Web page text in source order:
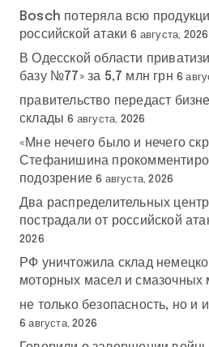
Bosch потеряла всю
российской атаки 6 августа, 2026
В Одесской области
базу №77» за 5,7 млн грн 6
правительство передаст
склады 6 августа, 2026
«Мне нечего было и нечего
Стефанишина
подозрение 6 августа, 2026
Два распределительных
пострадали от российской
2026
РФ уничтожила склад
моторных масел и смазочных
не только безопасность, но
6 августа, 2026